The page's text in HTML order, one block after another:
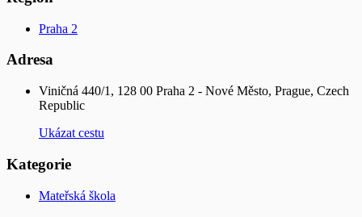
Praha 2
Adresa
Viničná 440/1, 128 00 Praha 2 - Nové Město, Prague, Czech
Republic
Ukázat cestu
Kategorie
Mateřská škola